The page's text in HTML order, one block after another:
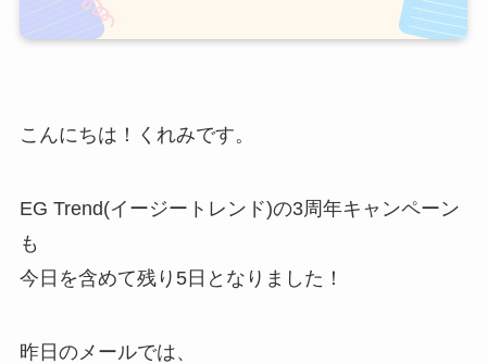
こんにちは！くれみです。
EG Trend(イージートレンド)の3周年キャンペーン
も
今日を含めて残り5日となりました！
昨日のメールでは、